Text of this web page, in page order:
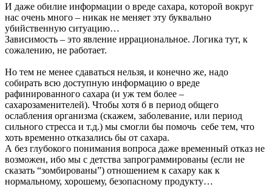
И даже обилие информации о вреде сахара, которой вокруг
нас очень много – никак не меняет эту буквально
убийственную ситуацию…
Зависимость – это явление иррациональное. Логика тут, к
сожалению, не работает.
Но тем не менее сдаваться нельзя, и конечно же, надо
собирать всю доступную информацию о вреде
рафинированного сахара (и уж тем более –
сахарозаменителей). Чтобы хотя б в период общего
ослабления организма (скажем, заболевание, или период
сильного стресса и т.д.) мы смогли бы помочь себе тем, что
хоть временно отказались бы от сахара.
А без глубокого понимания вопроса даже временный отказ не
возможен, ибо мы с детства запрограммированы (если не
сказать “зомбированы”) отношением к сахару как к
нормальному, хорошему, безопасному продукту…